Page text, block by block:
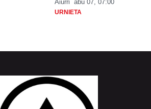
Aiurri abu 07, 07:00
URNIETA